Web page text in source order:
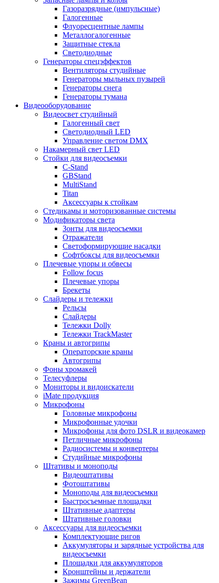
Газоразрядные (импульсные)
Галогенные
Флуоресцентные лампы
Металлогалогенные
Защитные стекла
Светодиодные
Генераторы спецэффектов
Вентиляторы студийные
Генераторы мыльных пузырей
Генераторы снега
Генераторы тумана
Видеооборудование
Видеосвет студийный
Галогенный свет
Светодиодный LED
Управление светом DMX
Накамерный свет LED
Стойки для видеосъемки
C-Stand
GBStand
MultiStand
Titan
Аксессуары к стойкам
Стедикамы и моторизованные системы
Модификаторы света
Зонты для видеосъемки
Отражатели
Светоформирующие насадки
Софтбоксы для видеосъемки
Плечевые упоры и обвесы
Follow focus
Плечевые упоры
Брекеты
Слайдеры и тележки
Рельсы
Слайдеры
Тележки Dolly
Тележки TrackMaster
Краны и автогрипы
Операторские краны
Автогрипы
Фоны хромакей
Телесуфлеры
Мониторы и видоискатели
iMate продукция
Микрофоны
Головные микрофоны
Микрофонные удочки
Микрофоны для фото DSLR и видеокамер
Петличные микрофоны
Радиосистемы и конвертеры
Студийные микрофоны
Штативы и моноподы
Видеоштативы
Фотоштативы
Моноподы для видеосъемки
Быстросъемные площадки
Штативные адаптеры
Штативные головки
Аксессуары для видеосъемки
Комплектующие ригов
Аккумуляторы и зарядные устройства для
видеосъемки
Площадки для аккумуляторов
Кронштейны и держатели
Зажимы GreenBean